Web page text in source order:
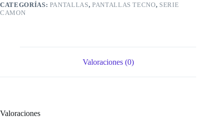
CATEGORÍAS: PANTALLAS, PANTALLAS TECNO, SERIE
CAMON
Valoraciones (0)
Valoraciones